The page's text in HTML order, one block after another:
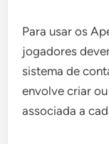
Para usar os
jogadores
sistema de
envolve criar
associada a